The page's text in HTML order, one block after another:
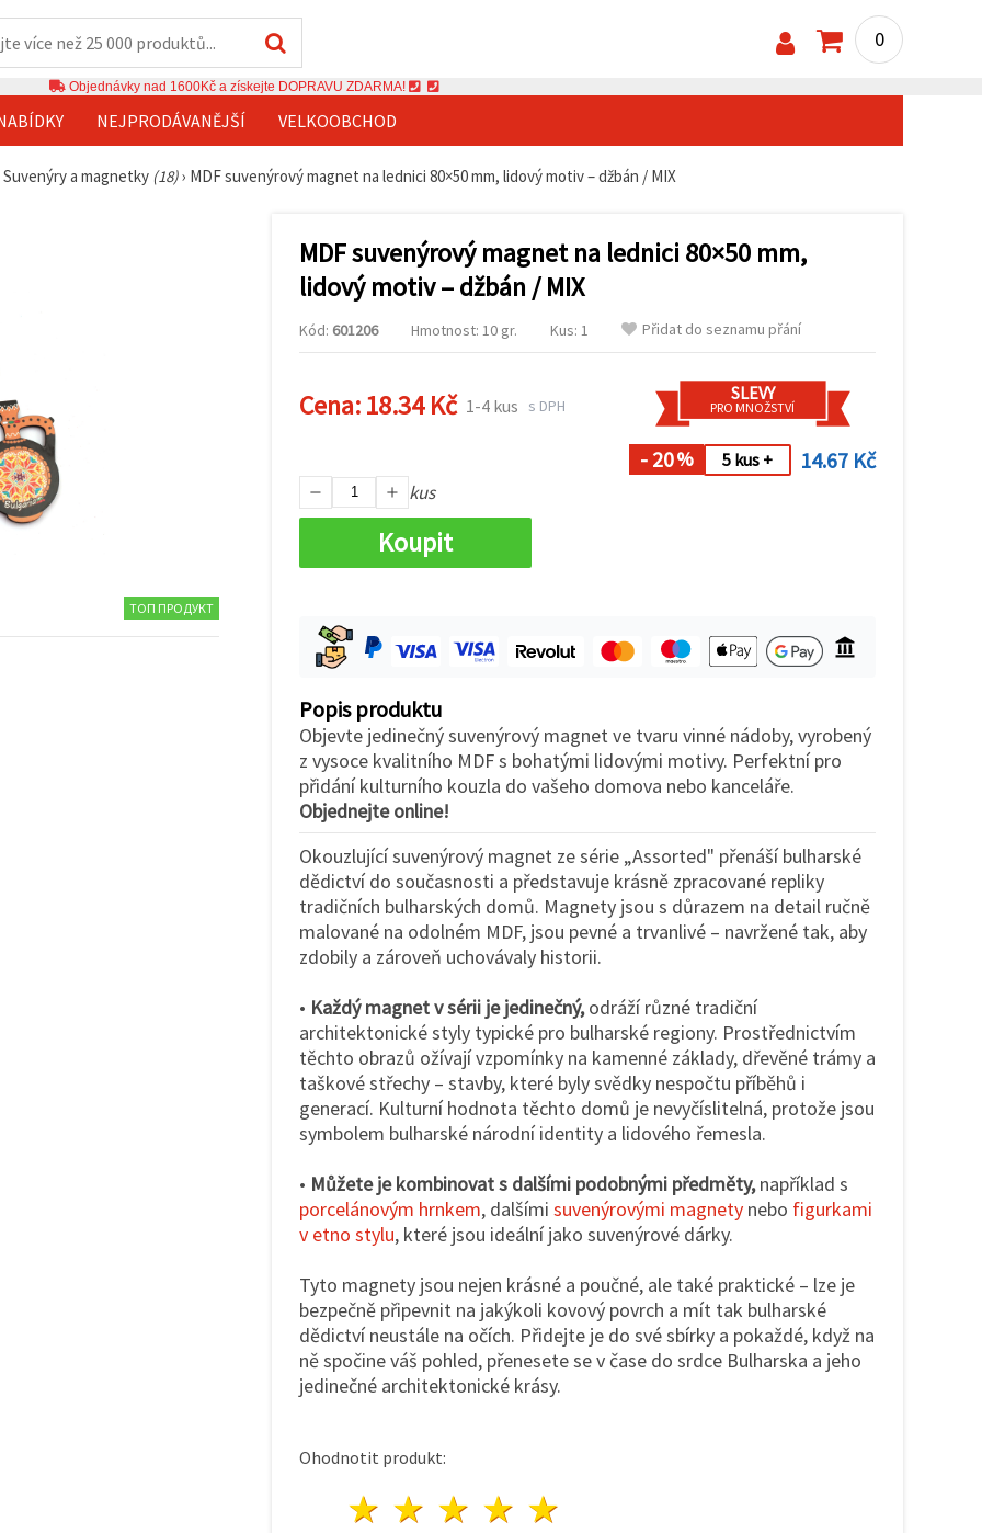
0
Objednávky nad 1600Kč a získejte DOPRAVU ZDARMA!
NEJPRODÁVANĚJŠÍ VELKOOBCHOD
Suvenýry a magnetky (18)› MDF suvenýrový magnet na lednici 80×50 mm, lidový motiv – džbán / MIX
ТОП ПРОДУКТ
MDF suvenýrový magnet na lednici 80×50 mm,
lidový motiv – džbán / MIX
Kód: 601206 Hmotnost: 10 gr. Kus: 1 Přidat do seznamu přání
Cena:18.34 Kč 1-4 kus s DPH
SLEVY
PRO MNOŽSTVÍ
- 20% 5 kus + 14.67 Kč
kus
Koupit
Popis produktu
Objevte jedinečný suvenýrový magnet ve tvaru vinné nádoby, vyrobený
z vysoce kvalitního MDF s bohatými lidovými motivy. Perfektní pro
přidání kulturního kouzla do vašeho domova nebo kanceláře.
Objednejte online!
Okouzlující suvenýrový magnet ze série „Assorted" přenáší bulharské
dědictví do současnosti a představuje krásně zpracované repliky
tradičních bulharských domů. Magnety jsou s důrazem na detail ručně
malované na odolném MDF, jsou pevné a trvanlivé – navržené tak, aby
zdobily a zároveň uchovávaly historii.
• Každý magnet v sérii je jedinečný,odráží různé tradiční
architektonické styly typické pro bulharské regiony. Prostřednictvím
těchto obrazů ožívají vzpomínky na kamenné základy, dřevěné trámy a
taškové střechy – stavby, které byly svědky nespočtu příběhů i
generací. Kulturní hodnota těchto domů je nevyčíslitelná, protože jsou
symbolem bulharské národní identity a lidového řemesla.
• Můžete je kombinovat s dalšími podobnými předměty,například s
porcelánovým hrnkem, dalšími suvenýrovými magnety nebo figurkami
v etno stylu, které jsou ideální jako suvenýrové dárky.
Tyto magnety jsou nejen krásné a poučné, ale také praktické – lze je
bezpečně připevnit na jakýkoli kovový povrch a mít tak bulharské
dědictví neustále na očích. Přidejte je do své sbírky a pokaždé, když na
ně spočine váš pohled, přenesete se v čase do srdce Bulharska a jeho
jedinečné architektonické krásy.
Ohodnotit produkt:
4 hvězdy
3 hvězdy
2 hvězdy
1 hvězda